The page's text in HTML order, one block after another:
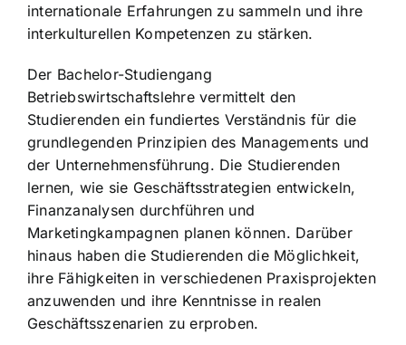
internationale Erfahrungen zu sammeln und ihre
interkulturellen Kompetenzen zu stärken.
Der Bachelor-Studiengang
Betriebswirtschaftslehre vermittelt den
Studierenden ein fundiertes Verständnis für die
grundlegenden Prinzipien des Managements und
der Unternehmensführung. Die Studierenden
lernen, wie sie Geschäftsstrategien entwickeln,
Finanzanalysen durchführen und
Marketingkampagnen planen können. Darüber
hinaus haben die Studierenden die Möglichkeit,
ihre Fähigkeiten in verschiedenen Praxisprojekten
anzuwenden und ihre Kenntnisse in realen
Geschäftsszenarien zu erproben.